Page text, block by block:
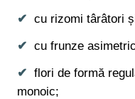
cu rizomi târâtori
cu frunze
flori de formă
monoic;